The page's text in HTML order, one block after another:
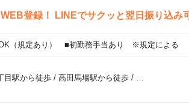
登録！ LINEでサクッと翌日振り込み
（規定あり） ■初勤務手当あり ※規定による
目駅から徒歩/ 高田馬場駅から徒歩/